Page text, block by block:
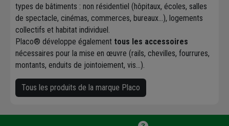
types de bâtiments : non résidentiel (hôpitaux, écoles, salles
de spectacle, cinémas, commerces, bureaux...), logements
collectifs et habitat individuel.
Placo® développe également tous les accessoires
nécessaires pour la mise en œuvre (rails, chevilles, fourrures,
montants, enduits de jointoiement, vis...).
Tous les produits de la marque Placo